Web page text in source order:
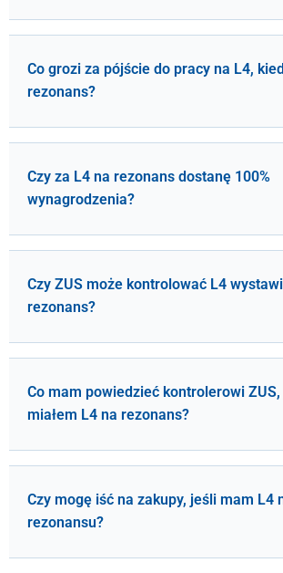
Co grozi za pójście do pracy na L4,
rezonans?
Czy za L4 na rezonans dostanę 100%
wynagrodzenia?
Czy ZUS może kontrolować L4
rezonans?
Co mam powiedzieć kontrolerowi
miałem L4 na rezonans?
Czy mogę iść na zakupy, jeśli mam L4
rezonansu?